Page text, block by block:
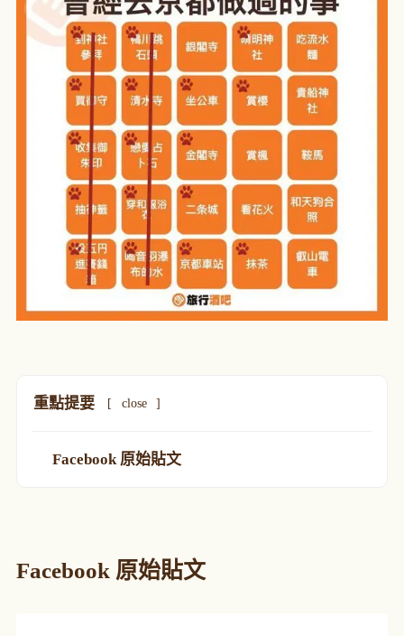
重點提要 [ close ]
Facebook 原始貼文
Facebook 原始貼文